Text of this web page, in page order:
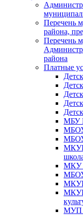
Перечень
района,
Перечень
района
Платные
МБУ
МКУК
МКУ
МКУК
МУП